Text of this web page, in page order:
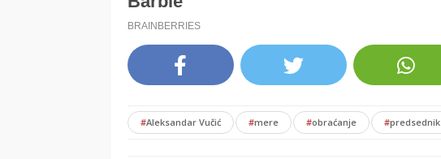
#Aleksandar Vučić #mere #obraćanje #predsednik